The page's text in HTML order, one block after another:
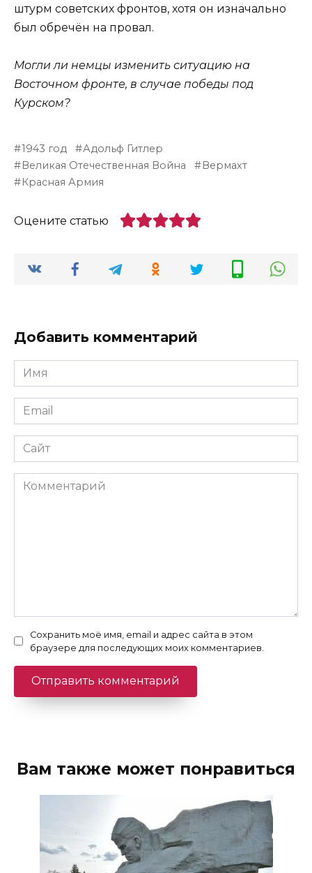
штурм советских фронтов, хотя он изначально
был обречён на провал.
Могли ли немцы изменить ситуацию на
Восточном фронте, в случае победы под
Курском?
1943 год
Адольф Гитлер
Великая Отечественная Война
Вермахт
Красная Армия
Оцените статью
Добавить комментарий
Имя
*
Email
*
Сайт
Комментарий
Сохранить моё имя, email и адрес сайта в этом
браузере для последующих моих комментариев.
Вам также может понравиться